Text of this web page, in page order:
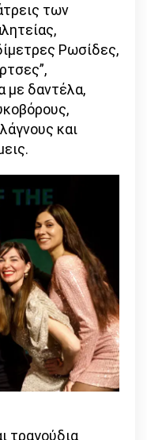
των
Ρωσίδες,
με δαντέλα,
και
τραγούδια